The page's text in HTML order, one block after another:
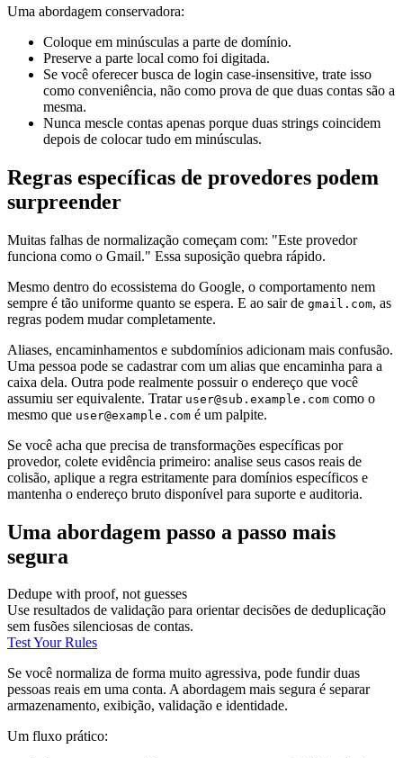
Uma abordagem conservadora:
Coloque em minúsculas a parte de domínio.
Preserve a parte local como foi digitada.
Se você oferecer busca de login case-insensitive, trate isso
como conveniência, não como prova de que duas contas são a
mesma.
Nunca mescle contas apenas porque duas strings coincidem
depois de colocar tudo em minúsculas.
Regras específicas de provedores podem
surpreender
Muitas falhas de normalização começam com: "Este provedor
funciona como o Gmail." Essa suposição quebra rápido.
Mesmo dentro do ecossistema do Google, o comportamento nem
sempre é tão uniforme quanto se espera. E ao sair de gmail.com, as
regras podem mudar completamente.
Aliases, encaminhamentos e subdomínios adicionam mais confusão.
Uma pessoa pode se cadastrar com um alias que encaminha para a
caixa dela. Outra pode realmente possuir o endereço que você
assumiu ser equivalente. Tratar user@sub.example.com como o
mesmo que user@example.com é um palpite.
Se você acha que precisa de transformações específicas por
provedor, colete evidência primeiro: analise seus casos reais de
colisão, aplique a regra estritamente para domínios específicos e
mantenha o endereço bruto disponível para suporte e auditoria.
Uma abordagem passo a passo mais
segura
Dedupe with proof, not guesses
Use resultados de validação para orientar decisões de deduplicação
sem fusões silenciosas de contas.
Test Your Rules
Se você normaliza de forma muito agressiva, pode fundir duas
pessoas reais em uma conta. A abordagem mais segura é separar
armazenamento, exibição, validação e identidade.
Um fluxo prático: